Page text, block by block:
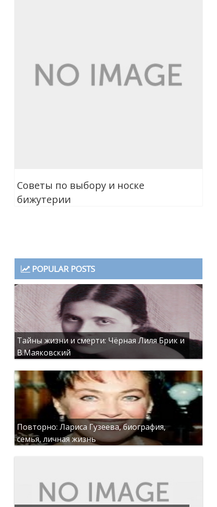
Советы по выбору и носке
бижутерии
POPULAR POSTS
Тайны жизни и смерти: Чёрная Лиля Брик и
В.Маяковский
Повторно: Лариса Гузеева, биография,
семья, личная жизнь